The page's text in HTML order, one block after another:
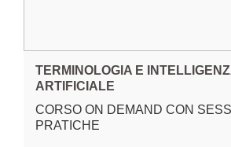
TERMINOLOGIA E
ARTIFICIALE
CORSO ON DEMAND CON
PRATICHE